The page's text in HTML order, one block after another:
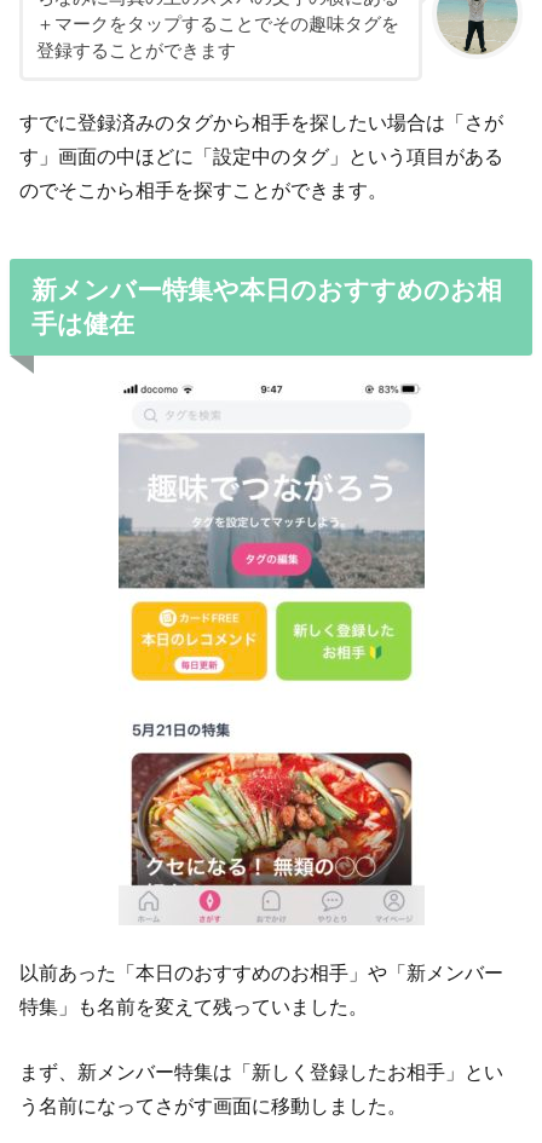
＋マークをタップすることでその趣味タグを
登録することができます
すでに登録済みのタグから相手を探したい場合は「さが
す」画面の中ほどに「設定中のタグ」という項目がある
のでそこから相手を探すことができます。
新メンバー特集や本日のおすすめのお相
手は健在
以前あった「本日のおすすめのお相手」や「新メンバー
特集」も名前を変えて残っていました。
まず、新メンバー特集は「新しく登録したお相手」とい
う名前になってさがす画面に移動しました。